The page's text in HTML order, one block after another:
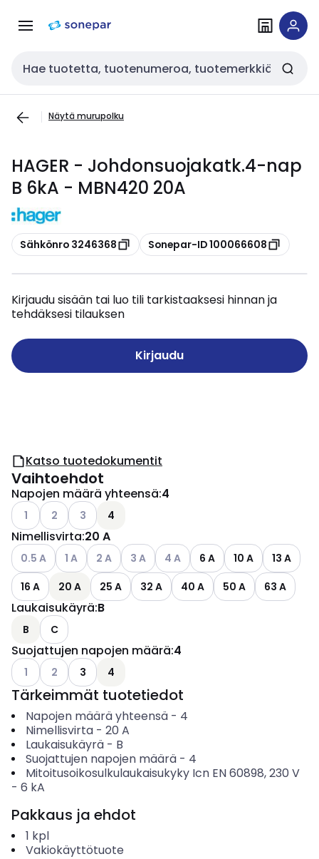
navigointiinsisältöön
Haku
Näytä murupolku
HAGER - Johdonsuojakatk.4-nap
B 6kA - MBN420 20A
Kopioi
Sähkönro 3246368 Kopioi
Sonepar-ID 100066608
Kirjaudu sisään tai luo tili tarkistaaksesi hinnan ja
tehdäksesi tilauksen
Kirjaudu
Katso tuotedokumentit
Vaihtoehdot
Napojen määrä yhteensä:4
Katso käytettävissä olevat vaihtoehdot
1 Katso käytettävissä olevat vaihtoehdot
2 Katso käytettävissä olevat vaihtoehdot
3 4
Nimellisvirta:20 A
Katso käytettävissä olevat vaihtoehdot
0.5 A Katso käytettävissä olevat vaihtoehdot
1 A Katso käytettävissä olevat vaihtoehdot
2 A Katso käytettävissä olevat vaihtoehdot
3 A Katso käytettävissä olevat
4 A 6 A 10 A
13 A
16 A
20 A 25 A 32 A 40 A 50 A 63 A
Laukaisukäyrä:B
B C
Suojattujen napojen määrä:4
Katso käytettävissä olevat vaihtoehdot
1 Katso käytettävissä olevat vaihtoehdot
2 3 4
Tärkeimmät tuotetiedot
Napojen määrä yhteensä- 4
Nimellisvirta- 20 A
Laukaisukäyrä- B
Suojattujen napojen määrä- 4
Mitoitusoikosulkulaukaisukyky Icn EN 60898, 230 V
- 6 kA
Pakkaus ja ehdot
1 kpl
Vakiokäyttötuote